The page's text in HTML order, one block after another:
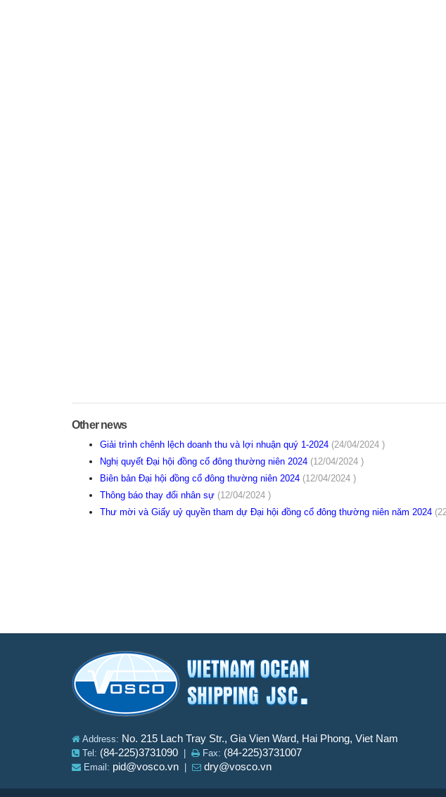
Other news
Giải trình chênh lệch doanh thu và lợi nhuận quý 1-2024 (24/04/2024 )
Nghị quyết Đại hội đồng cổ đông thường niên 2024 (12/04/2024 )
Biên bản Đại hội đồng cổ đông thường niên 2024 (12/04/2024 )
Thông báo thay đổi nhân sự (12/04/2024 )
Thư mời và Giấy uỷ quyền tham dự Đại hội đồng cổ đông thường niên năm 2024
Address: No. 215 Lach Tray Str., Gia Vien Ward, Hai Phong, Viet Nam
Tel: (84-225)3731090 Fax: (84-225)3731007
Email: pid@vosco.vn dry@vosco.vn